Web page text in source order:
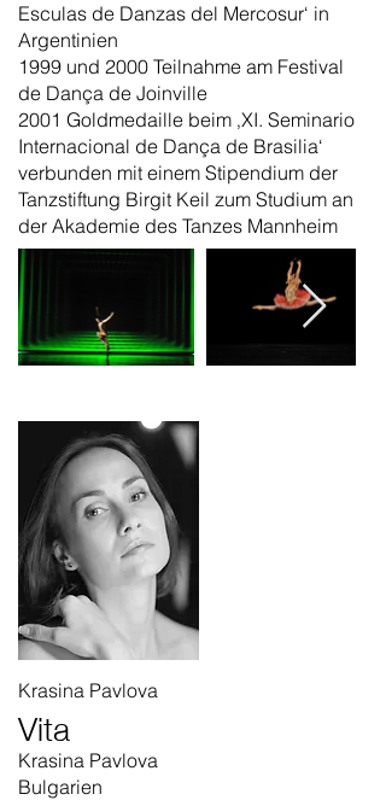
Esculas de Danzas del Mercosur‘ in
Argentinien
1999 und 2000 Teilnahme am Festival
de Dança de Joinville
2001 Goldmedaille beim ‚XI. Seminario
Internacional de Dança de Brasilia‘
verbunden mit einem Stipendium der
Tanzstiftung Birgit Keil zum Studium an
der Akademie des Tanzes Mannheim
Krasina Pavlova
Vita
Krasina Pavlova
Bulgarien